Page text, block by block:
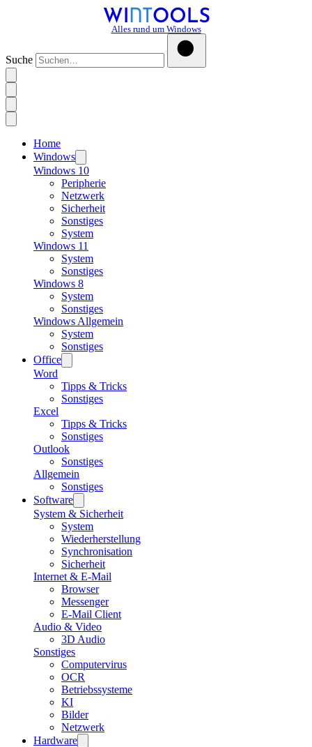
Alles rund um Windows
Suche
Home
Windows
Windows 10
Peripherie
Netzwerk
Sicherheit
Sonstiges
System
Windows 11
System
Sonstiges
Windows 8
System
Sonstiges
Windows Allgemein
System
Sonstiges
Office
Word
Tipps & Tricks
Sonstiges
Excel
Tipps & Tricks
Sonstiges
Outlook
Sonstiges
Allgemein
Sonstiges
Software
System & Sicherheit
System
Wiederherstellung
Synchronisation
Sicherheit
Internet & E-Mail
Browser
Messenger
E-Mail Client
Audio & Video
3D Audio
Sonstiges
Computervirus
OCR
Betriebssysteme
KI
Bilder
Netzwerk
Hardware